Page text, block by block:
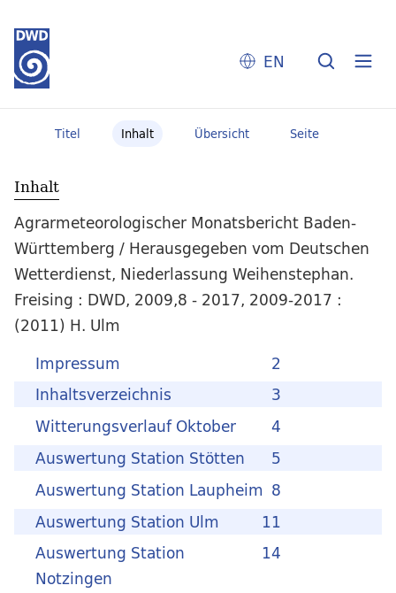
EN
Titel Inhalt Übersicht Seite
Inhalt
Agrarmeteorologischer Monatsbericht Baden-
Württemberg / Herausgegeben vom Deutschen
Wetterdienst, Niederlassung Weihenstephan.
Freising : DWD, 2009,8 - 2017, 2009-2017 :
(2011) H. Ulm
2
Impressum
3
Inhaltsverzeichnis
4
Witterungsverlauf Oktober
5
Auswertung Station Stötten
8
Auswertung Station Laupheim
11
Auswertung Station Ulm
14
Auswertung Station
Notzingen